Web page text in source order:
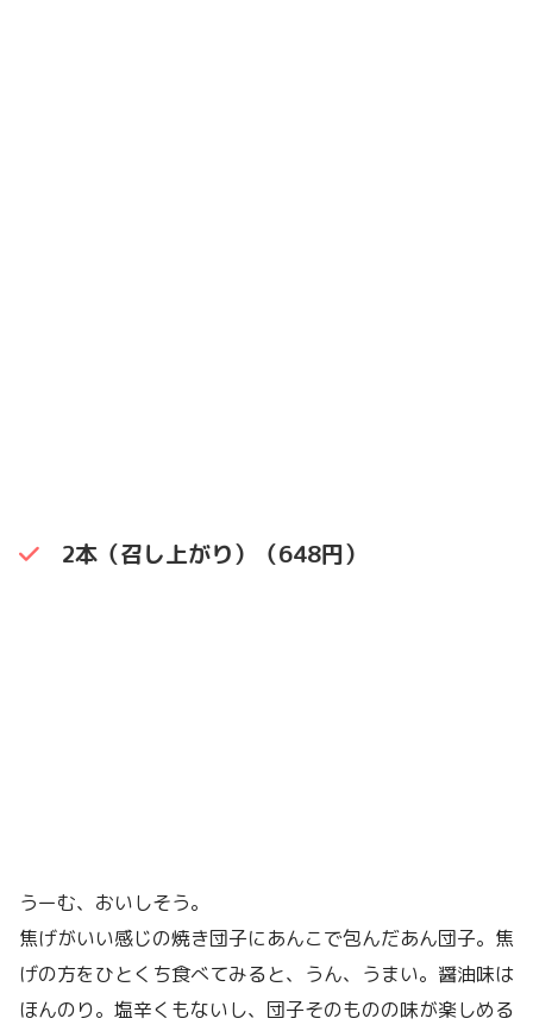
2本（召し上がり）（648円）
うーむ、おいしそう。
焦げがいい感じの焼き団子にあんこで包んだあん団子。焦
げの方をひとくち食べてみると、うん、うまい。醤油味は
ほんのり。塩辛くもないし、団子そのものの味が楽しめる